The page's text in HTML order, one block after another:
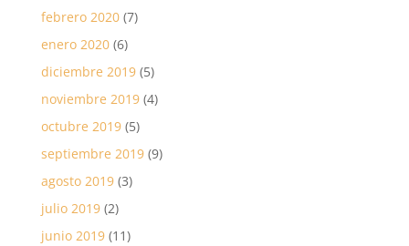
febrero 2020(7)
enero 2020(6)
diciembre 2019(5)
noviembre 2019(4)
octubre 2019(5)
septiembre 2019(9)
agosto 2019(3)
julio 2019(2)
junio 2019(11)